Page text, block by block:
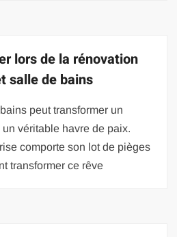
lors de la rénovation
salle de bains
peut transformer un
véritable havre de paix.
comporte son lot de pièges
transformer ce rêve